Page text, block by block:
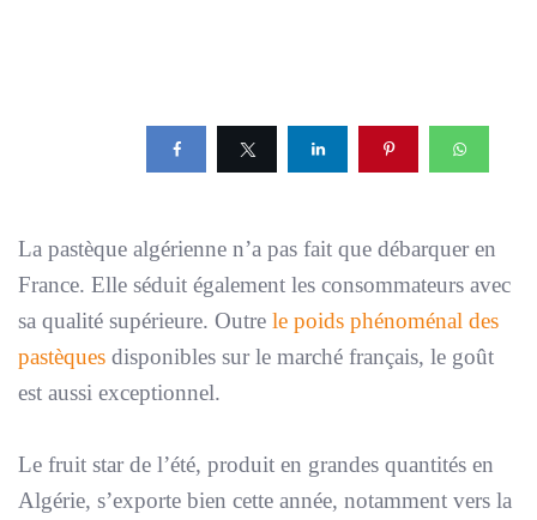
La pastèque algérienne n’a pas fait que débarquer en
France. Elle séduit également les consommateurs avec
sa qualité supérieure. Outre le poids phénoménal des
pastèques disponibles sur le marché français, le goût
est aussi exceptionnel.
Le fruit star de l’été, produit en grandes quantités en
Algérie, s’exporte bien cette année, notamment vers la